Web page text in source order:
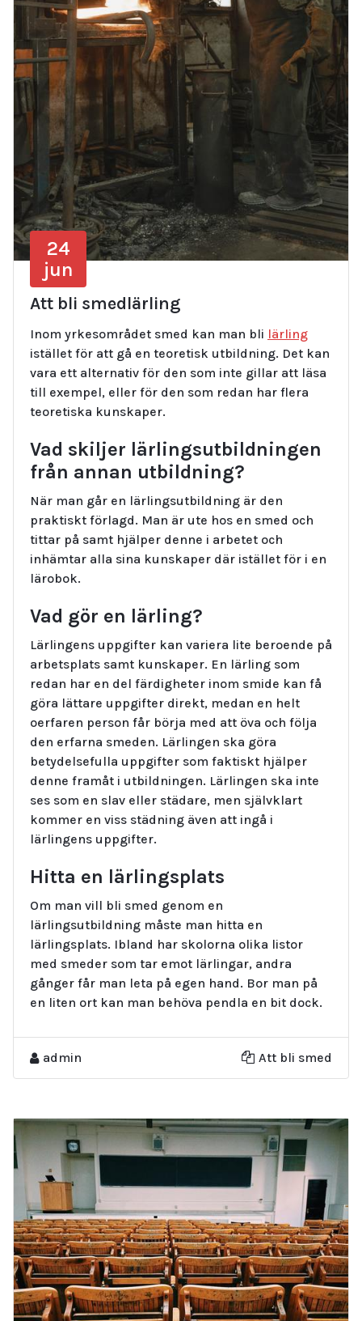
24
jun
Att bli smedlärling
Inom yrkesområdet smed kan man bli lärling
istället för att gå en teoretisk utbildning. Det kan
vara ett alternativ för den som inte gillar att läsa
till exempel, eller för den som redan har flera
teoretiska kunskaper.
Vad skiljer lärlingsutbildningen
från annan utbildning?
När man går en lärlingsutbildning är den
praktiskt förlagd. Man är ute hos en smed och
tittar på samt hjälper denne i arbetet och
inhämtar alla sina kunskaper där istället för i en
lärobok.
Vad gör en lärling?
Lärlingens uppgifter kan variera lite beroende på
arbetsplats samt kunskaper. En lärling som
redan har en del färdigheter inom smide kan få
göra lättare uppgifter direkt, medan en helt
oerfaren person får börja med att öva och följa
den erfarna smeden. Lärlingen ska göra
betydelsefulla uppgifter som faktiskt hjälper
denne framåt i utbildningen. Lärlingen ska inte
ses som en slav eller städare, men självklart
kommer en viss städning även att ingå i
lärlingens uppgifter.
Hitta en lärlingsplats
Om man vill bli smed genom en
lärlingsutbildning måste man hitta en
lärlingsplats. Ibland har skolorna olika listor
med smeder som tar emot lärlingar, andra
gånger får man leta på egen hand. Bor man på
en liten ort kan man behöva pendla en bit dock.
admin Att bli smed